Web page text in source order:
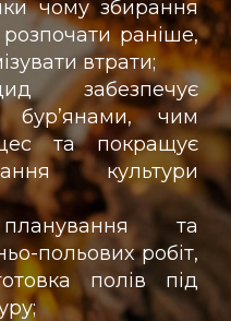
чому збирання
раніше,
втрати;
забезпечує
бур’янами, чим
та покращує
культури
та
польових робіт,
полів під